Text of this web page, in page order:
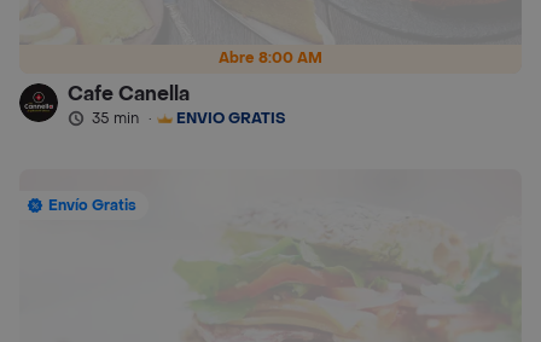
Abre 8:00 AM
Cafe Canella
35 min · ENVÍO GRATIS
Envío Gratis